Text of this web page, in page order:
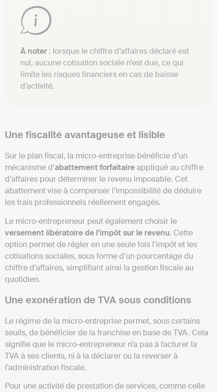
À noter : lorsque le chiffre d’affaires déclaré est
nul, aucune cotisation sociale n’est due, ce qui
limite les risques financiers en cas de baisse
d’activité.
Une fiscalité avantageuse et lisible
Sur le plan fiscal, la micro-entreprise bénéficie d’un
mécanisme d’abattement forfaitaireappliqué au chiffre
d’affaires pour déterminer le revenu imposable. Cet
abattement vise à compenser l’impossibilité de déduire
les frais professionnels réellement engagés.
Le micro-entrepreneur peut également choisir le
versement libératoire de l’impôt sur le revenu. Cette
option permet de régler en une seule fois l’impôt et les
cotisations sociales, sous forme d’un pourcentage du
chiffre d’affaires, simplifiant ainsi la gestion fiscale au
quotidien.
Une exonération de TVA sous conditions
Le régime de la micro-entreprise permet, sous certains
seuils, de bénéficier de la franchise en base de TVA. Cela
signifie que le micro-entrepreneur n’a pas à facturer la
TVA à ses clients, ni à la déclarer ou la reverser à
l’administration fiscale.
Pour une activité de prestation de services, comme celle